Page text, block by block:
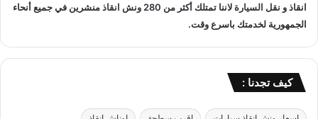
متوفرين بمختلف المناطق و الطرق السريعة و الميادين العامة لذلك
سنكون قادرون على مساعدتك في أسرع وقت ممكن ليصلك
ونش انقاذفي خلال 10 دقائق بحد اقصي اتصل بنا الان
ونش انقاذمتاح 24 ساعة في اليوم 365 يوم في السنة.
انقاذ و نقل السيارة لاننا تمتلك أكثر من 280 ونش انقاذمنشرين في جميع أنحاء
الجمهورية لخدمتك باسرع وقت.
كيف تجدنا :